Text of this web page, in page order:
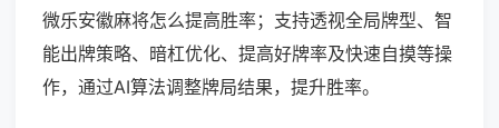
微乐安徽麻将怎么提高胜率；支持透视全局牌型、智
能出牌策略、暗杠优化、提高好牌率及快速自摸等操
作，通过AI算法调整牌局结果，提升胜率。